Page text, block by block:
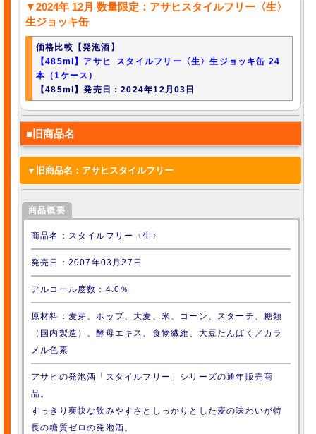
▼2024年 12月 数量限定：アサヒスタイルフリー〈生〉
生ジョッキ缶
価格比較【発泡酒】
【485ml】アサヒ スタイルフリー〈生〉生ジョッキ缶 24
本（1ケース）
【485ml】発売日：2024年12月03日
■旧商品名
▼旧商品名：アサヒスタイルフリー
▼アサヒスタイルフリー
価格比較【発泡酒】
価格比較【発泡酒】
【350ml】アサヒ スタイルフリー 24本（1ケース）
価格比較【発泡酒】
【500ml】アサヒ スタイルフリー 24本（1ケース）
商品概要
商品名：スタイルフリー〈生〉
発売日：2007年03月27日
アルコール度数：4.0％
原材料：麦芽、ホップ、大麦、米、コーン、スターチ、糖類
（国内製造）、酵母エキス、食物繊維、大豆たんぱく／カラ
メル色素
アサヒの発泡酒「スタイルフリー」シリーズの通年販売商
品。
すっきり爽快な飲みやすさとしっかりとした麦の味わいが特
長の糖質ゼロの発泡酒。